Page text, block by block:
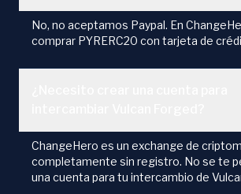
No, no aceptamos Paypal. En
comprar PYRERC20 con tarjeta de
ChangeHero es un exchange de
completamente sin registro. No se te
una cuenta para tu intercambio de